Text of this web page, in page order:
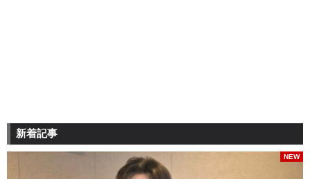
新着記事
NEW